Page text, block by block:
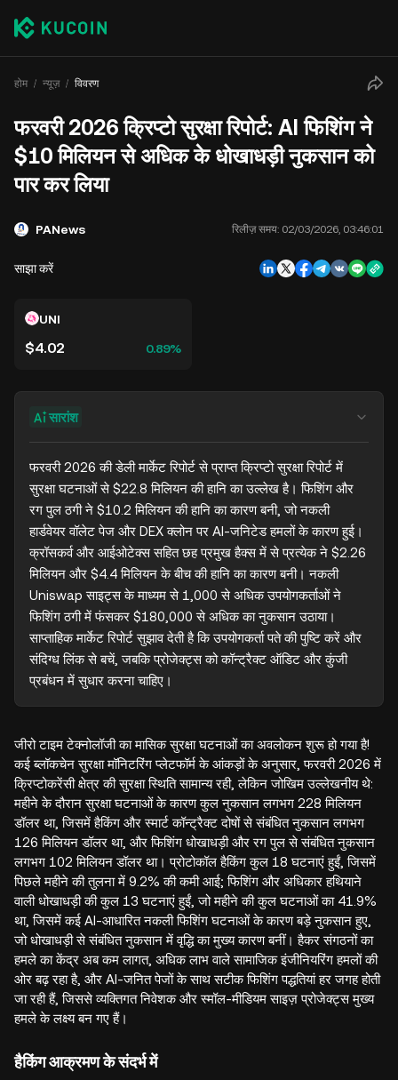
होम न्यूज़ विवरण
फरवरी 2026 क्रिप्टो सुरक्षा रिपोर्ट: AI फिशिंग ने
$10 मिलियन से अधिक के धोखाधड़ी नुकसान को
पार कर लिया
PANews रिलीज़ समय: 02/03/2026, 03:46:01
साझा करें
UNI
$4.02 0.89%
सारांश
फरवरी 2026 की डेली मार्केट रिपोर्ट से प्राप्त क्रिप्टो सुरक्षा रिपोर्ट में
सुरक्षा घटनाओं से $22.8 मिलियन की हानि का उल्लेख है। फिशिंग और
रग पुल ठगी ने $10.2 मिलियन की हानि का कारण बनी, जो नकली
हार्डवेयर वॉलेट पेज और DEX क्लोन पर AI-जनिटेड हमलों के कारण हुई।
क्रॉसकर्व और आईओटेक्स सहित छह प्रमुख हैक्स में से प्रत्येक ने $2.26
मिलियन और $4.4 मिलियन के बीच की हानि का कारण बनी। नकली
Uniswap साइट्स के माध्यम से 1,000 से अधिक उपयोगकर्ताओं ने
फिशिंग ठगी में फंसकर $180,000 से अधिक का नुकसान उठाया।
साप्ताहिक मार्केट रिपोर्ट सुझाव देती है कि उपयोगकर्ता पते की पुष्टि करें और
संदिग्ध लिंक से बचें, जबकि प्रोजेक्ट्स को कॉन्ट्रैक्ट ऑडिट और कुंजी
प्रबंधन में सुधार करना चाहिए।
जीरो टाइम टेक्नोलॉजी का मासिक सुरक्षा घटनाओं का अवलोकन शुरू हो गया है!
कई ब्लॉकचेन सुरक्षा मॉनिटरिंग प्लेटफॉर्म के आंकड़ों के अनुसार, फरवरी 2026 में
क्रिप्टोकरेंसी क्षेत्र की सुरक्षा स्थिति सामान्य रही, लेकिन जोखिम उल्लेखनीय थे:
महीने के दौरान सुरक्षा घटनाओं के कारण कुल नुकसान लगभग 228 मिलियन
डॉलर था, जिसमें हैकिंग और स्मार्ट कॉन्ट्रैक्ट दोषों से संबंधित नुकसान लगभग
126 मिलियन डॉलर था, और फिशिंग धोखाधड़ी और रग पुल से संबंधित नुकसान
लगभग 102 मिलियन डॉलर था। प्रोटोकॉल हैकिंग कुल 18 घटनाएं हुईं, जिसमें
पिछले महीने की तुलना में 9.2% की कमी आई; फिशिंग और अधिकार हथियाने
वाली धोखाधड़ी की कुल 13 घटनाएं हुईं, जो महीने की कुल घटनाओं का 41.9%
था, जिसमें कई AI-आधारित नकली फिशिंग घटनाओं के कारण बड़े नुकसान हुए,
जो धोखाधड़ी से संबंधित नुकसान में वृद्धि का मुख्य कारण बनीं। हैकर संगठनों का
हमले का केंद्र अब कम लागत, अधिक लाभ वाले सामाजिक इंजीनियरिंग हमलों की
ओर बढ़ रहा है, और AI-जनित पेजों के साथ सटीक फिशिंग पद्धतियां हर जगह होती
जा रही हैं, जिससे व्यक्तिगत निवेशक और स्मॉल-मीडियम साइज़ प्रोजेक्ट्स मुख्य
हमले के लक्ष्य बन गए हैं।
हैकिंग आक्रमण के संदर्भ में